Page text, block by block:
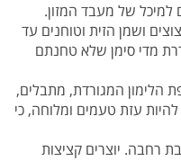
של מעבד המזון.
ושמן הזית וטוחנים עד
מדי סימן שלא טחנתם
הלימון המגורדת, מתבלים,
עזת טעמים ומלוחה, כי
רחבה. יוצרים קציצות